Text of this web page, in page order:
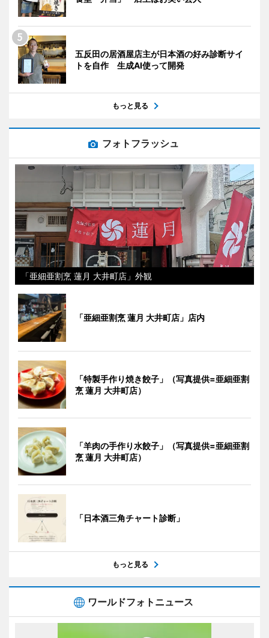
五反田の居酒屋店主が日本酒の好み診断サイ
トを自作 生成AI使って開発
もっと見る
フォトフラッシュ
「亜細亜割烹 蓮月 大井町店」外観
「亜細亜割烹 蓮月 大井町店」店内
「特製手作り焼き餃子」（写真提供=亜細亜割
烹 蓮月 大井町店）
「羊肉の手作り水餃子」（写真提供=亜細亜割
烹 蓮月 大井町店）
「日本酒三角チャート診断」
もっと見る
ワールドフォトニュース